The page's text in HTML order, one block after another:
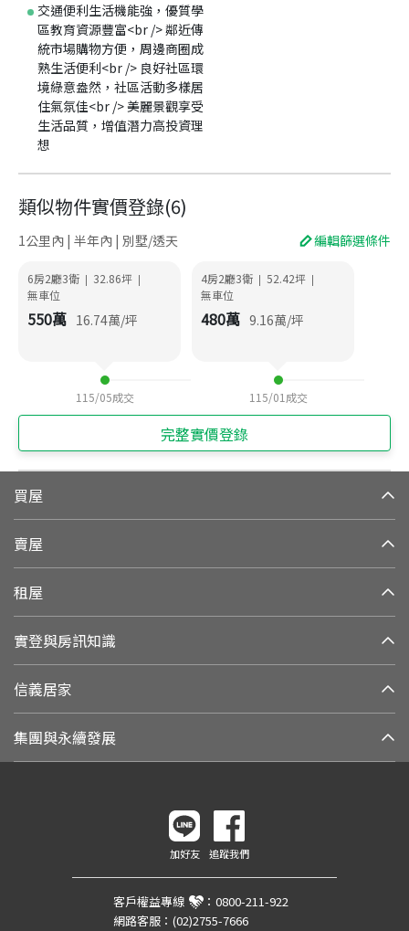
交通便利生活機能強，優質學
區教育資源豐富<br /> 鄰近傳
統市場購物方便，周邊商圈成
熟生活便利<br /> 良好社區環
境綠意盎然，社區活動多樣居
住氣氛佳<br /> 美麗景觀享受
生活品質，增值潛力高投資理
想
類似物件實價登錄(6)
1公里內 | 半年內 | 別墅/透天 編輯篩選條件
6房2廳3衛 | 32.86坪 |
無車位
550萬 16.74萬/坪
115/05成交
4房2廳3衛 | 52.42坪 |
無車位
480萬 9.16萬/坪
115/01 成交
完整實價登錄
買屋
賣屋
租屋
實登與房訊知識
信義居家
集團與永續發展
加好友 追蹤我們
客戶權益專線 ： 0800-211-922
網路客服： (02)2755-7666